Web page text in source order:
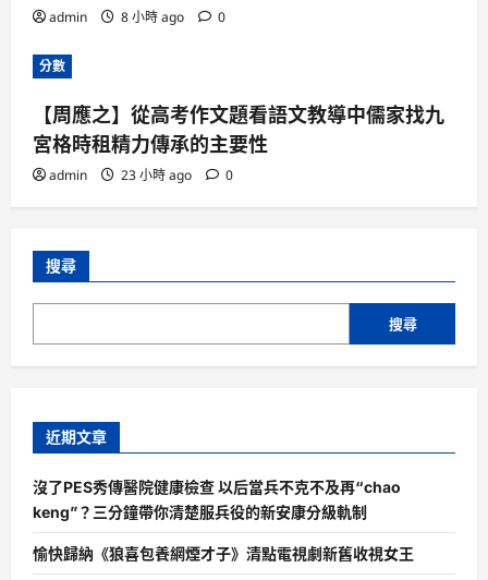
admin 8 小時 ago 0
分數
【周應之】從高考作文題看語文教導中儒家找九
宮格時租精力傳承的主要性
admin 23 小時 ago 0
搜尋
搜尋
近期文章
沒了PES秀傳醫院健康檢查 以后當兵不克不及再“chao
keng”？三分鐘帶你清楚服兵役的新安康分級軌制
愉快歸納《狼喜包養網煙才子》清點電視劇新舊收視女王